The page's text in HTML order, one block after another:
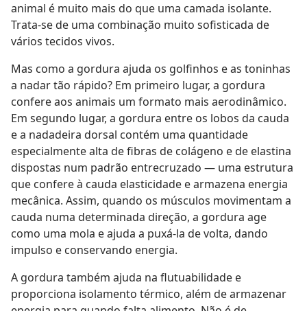
animal é muito mais do que uma camada isolante.
Trata-se de uma combinação muito sofisticada de
vários tecidos vivos.
Mas como a gordura ajuda os golfinhos e as toninhas
a nadar tão rápido? Em primeiro lugar, a gordura
confere aos animais um formato mais aerodinâmico.
Em segundo lugar, a gordura entre os lobos da cauda
e a nadadeira dorsal contém uma quantidade
especialmente alta de fibras de colágeno e de elastina
dispostas num padrão entrecruzado — uma estrutura
que confere à cauda elasticidade e armazena energia
mecânica. Assim, quando os músculos movimentam a
cauda numa determinada direção, a gordura age
como uma mola e ajuda a puxá-la de volta, dando
impulso e conservando energia.
A gordura também ajuda na flutuabilidade e
proporciona isolamento térmico, além de armazenar